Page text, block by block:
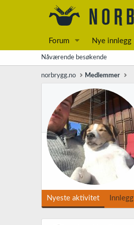
Forum Nye innlegg
Nåværende besøkende
norbrygg.no Medlemmer
Nyeste aktivitet Innlegg